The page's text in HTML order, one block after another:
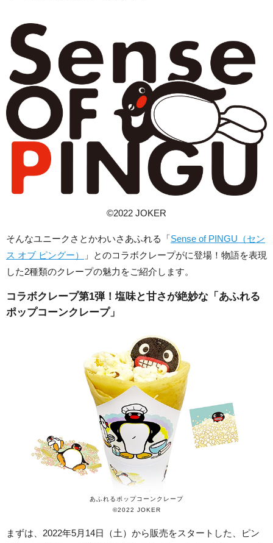
©2022 JOKER
そんなユニークさとかわいさあふれる「 Sense of PINGU（セン
ス オブ ピングー）
」とのコラボクレープがに登場！物語を表現
した2種類のクレープの魅力をご紹介します。
コラボクレープ第1弾！塩味と甘さが絶妙な「あふれる
ポップコーンクレープ」
あふれるポップコーンクレープ
©2022 JOKER
まずは、2022年5月14日（土）から販売をスタートした、ピン